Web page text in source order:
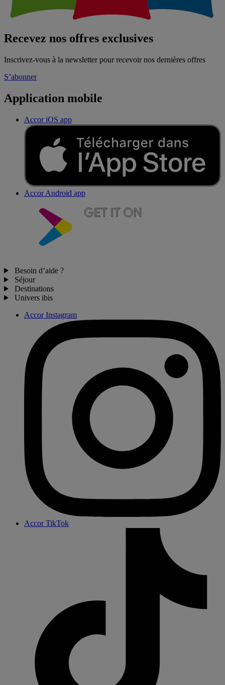
Recevez nos offres exclusives
Inscrivez-vous à la newsletter pour recevoir nos dernières offres
S’abonner
Application mobile
Accor iOS app
Accor Android app
Besoin d’aide ?
Séjour
Destinations
Univers ibis
Accor Instagram
Accor TikTok